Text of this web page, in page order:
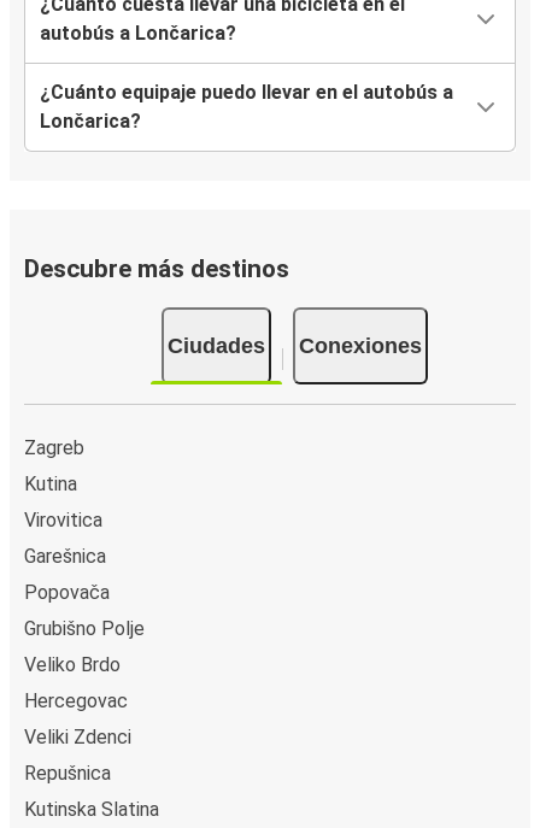
autobús a Lončarica?
¿Cuánto equipaje puedo llevar en el autobús a
Lončarica?
Descubre más destinos
Ciudades Conexiones
Zagreb
Kutina
Virovitica
Garešnica
Popovača
Grubišno Polje
Veliko Brdo
Hercegovac
Veliki Zdenci
Repušnica
Kutinska Slatina